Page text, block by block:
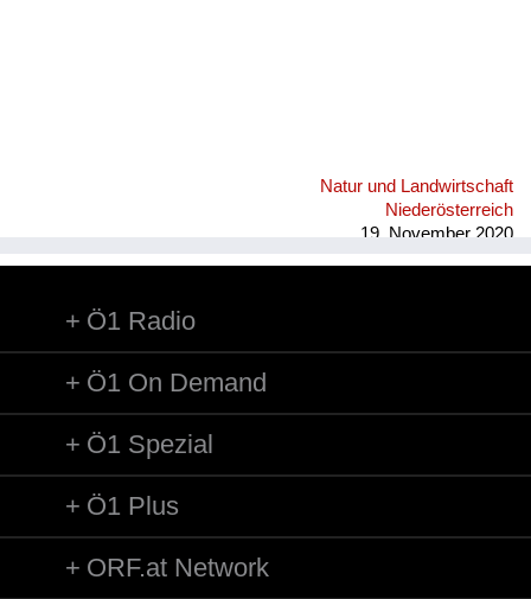
Natur und Landwirtschaft
Niederösterreich
19. November 2020
Ö1 Radio
Ö1 On Demand
Ö1 Spezial
Ö1 Plus
ORF.at Network